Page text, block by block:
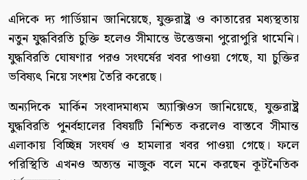
এদিকে দ্য গার্ডিয়ান জানিয়েছে, যুক্তরাষ্ট্র ও কাতারের মধ্যস্থতায়
নতুন যুদ্ধবিরতি চুক্তি হলেও সীমান্তে উত্তেজনা পুরোপুরি থামেনি।
যুদ্ধবিরতি ঘোষণার পরও সংঘর্ষের খবর পাওয়া গেছে, যা চুক্তির
ভবিষ্যৎ নিয়ে সংশয় তৈরি করেছে।
অন্যদিকে মার্কিন সংবাদমাধ্যম অ্যাক্সিওস জানিয়েছে, যুক্তরাষ্ট্র
যুদ্ধবিরতি পুনর্বহালের বিষয়টি নিশ্চিত করলেও বাস্তবে সীমান্ত
এলাকায় বিচ্ছিন্ন সংঘর্ষ ও হামলার খবর পাওয়া গেছে। ফলে
পরিস্থিতি এখনও অত্যন্ত নাজুক বলে মনে করছেন কূটনৈতিক